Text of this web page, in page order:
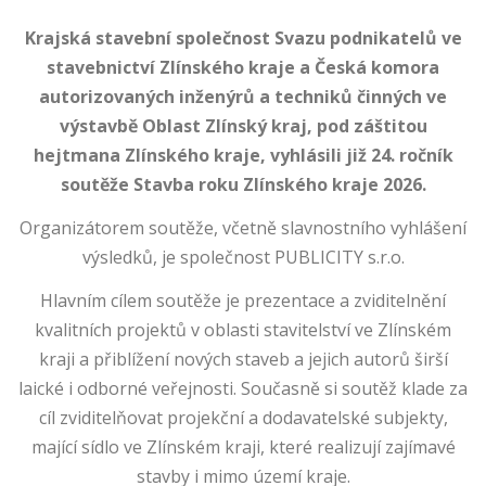
Krajská stavební společnost Svazu podnikatelů ve
stavebnictví Zlínského kraje a Česká komora
autorizovaných inženýrů a techniků činných ve
výstavbě Oblast Zlínský kraj, pod záštitou
hejtmana Zlínského kraje, vyhlásili již 24. ročník
soutěže Stavba roku Zlínského kraje 2026.
Organizátorem soutěže, včetně slavnostního vyhlášení
výsledků, je společnost PUBLICITY s.r.o.
Hlavním cílem soutěže je prezentace a zviditelnění
kvalitních projektů v oblasti stavitelství ve Zlínském
kraji a přiblížení nových staveb a jejich autorů širší
laické i odborné veřejnosti. Současně si soutěž klade za
cíl zviditelňovat projekční a dodavatelské subjekty,
mající sídlo ve Zlínském kraji, které realizují zajímavé
stavby i mimo území kraje.